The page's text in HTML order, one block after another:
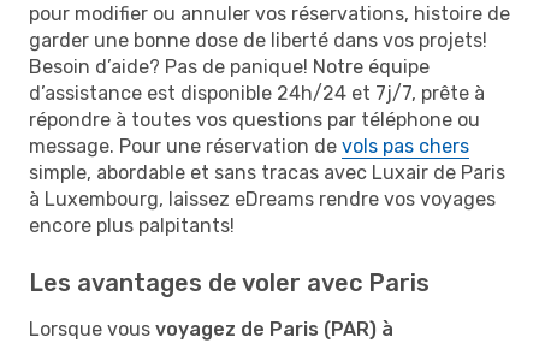
pour modifier ou annuler vos réservations, histoire de
garder une bonne dose de liberté dans vos projets!
Besoin d’aide? Pas de panique! Notre équipe
d’assistance est disponible 24h/24 et 7j/7, prête à
répondre à toutes vos questions par téléphone ou
message. Pour une réservation de vols pas chers
simple, abordable et sans tracas avec Luxair de Paris
à Luxembourg, laissez eDreams rendre vos voyages
encore plus palpitants!
Les avantages de voler avec Paris
Lorsque vous voyagez de Paris (PAR) à